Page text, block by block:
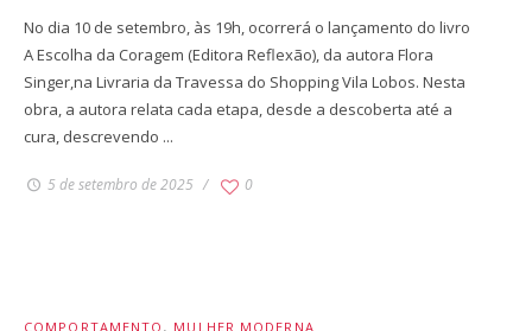
No dia 10 de setembro, às 19h, ocorrerá o lançamento do livro
A Escolha da Coragem (Editora Reflexão), da autora Flora
Singer,na Livraria da Travessa do Shopping Vila Lobos. Nesta
obra, a autora relata cada etapa, desde a descoberta até a
cura, descrevendo ...
5 de setembro de 2025 0
COMPORTAMENTO MULHER MODERNA